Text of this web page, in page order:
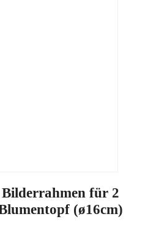
für 2
(ø16cm)